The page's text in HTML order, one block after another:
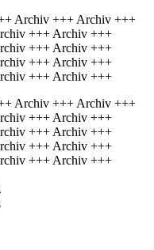
Archiv +++ Archiv +++
+++ Archiv +++
+++ Archiv +++
+++ Archiv +++
+++ Archiv +++
Archiv +++ Archiv +++
+++ Archiv +++
+++ Archiv +++
+++ Archiv +++
+++ Archiv +++